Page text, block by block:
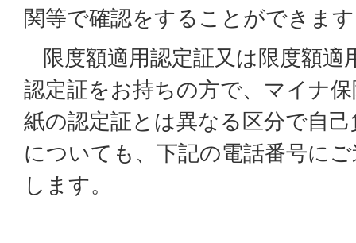
関等で確認をすることができま
限度額適用認定証又は限度額適
認定証をお持ちの方で、マイナ
紙の認定証とは異なる区分で自
についても、下記の電話番号に
します。